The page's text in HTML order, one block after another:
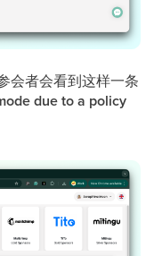
会者会看到这样一条
due to a policy